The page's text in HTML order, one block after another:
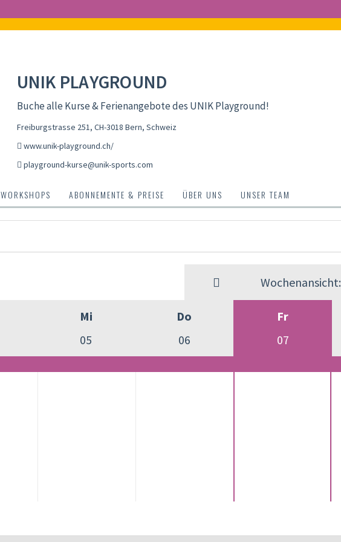
UNIK PLAYGROUND
Buche alle Kurse & Ferienangebote des UNIK Playground!
Freiburgstrasse 251, CH-3018 Bern, Schweiz
www.unik-playground.ch/
playground-kurse@unik-sports.com
WORKSHOPS ABONNEMENTE & PREISE ÜBER UNS UNSER TEAM
Wochenansicht:
Mi
05
Do
06
Fr
07